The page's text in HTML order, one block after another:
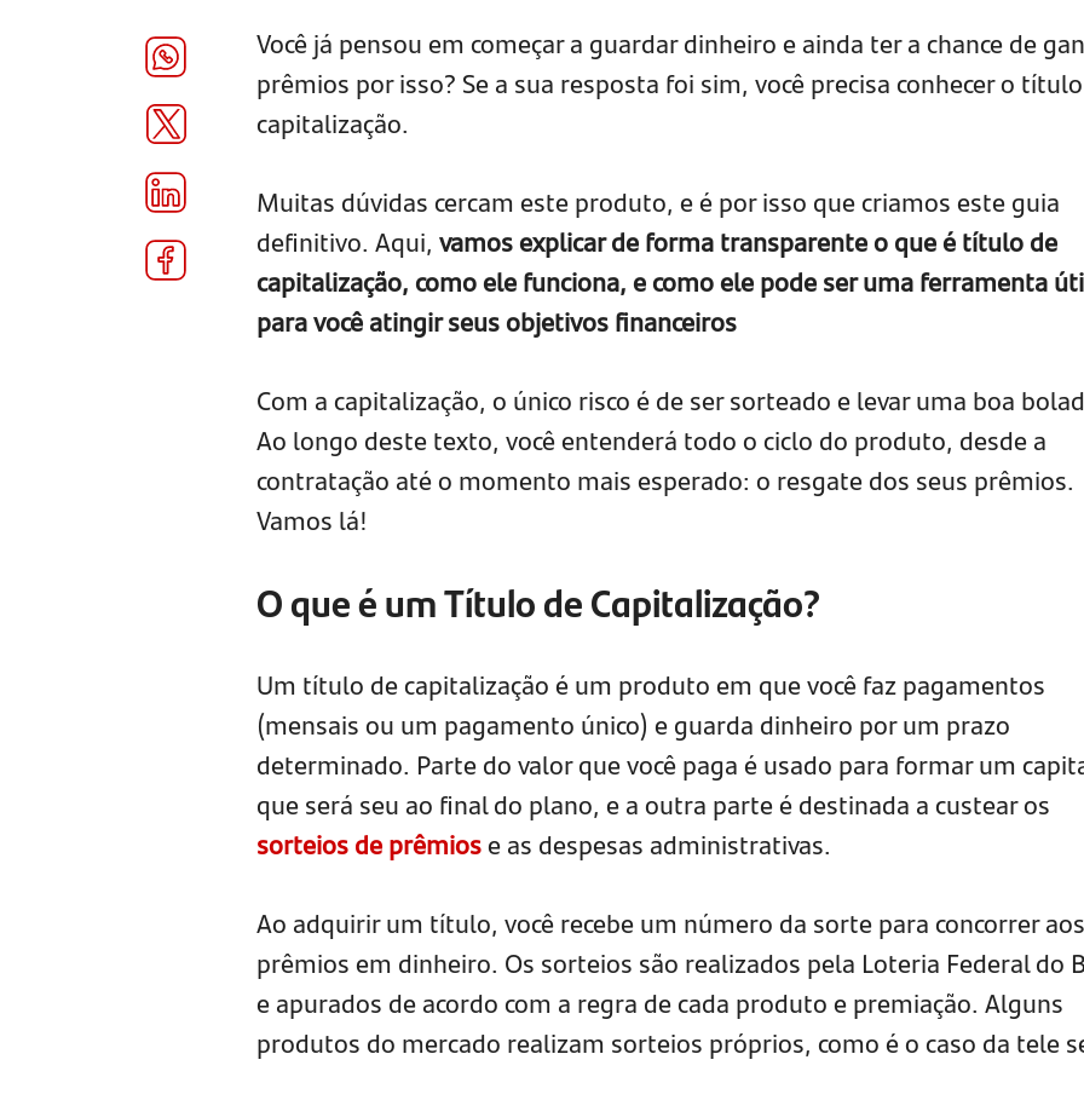
Você já pensou em começar a guardar dinheiro e ainda ter a chance de
prêmios por isso? Se a sua resposta foi sim, você precisa conhecer o
capitalização.
Muitas dúvidas cercam este produto, e é por isso que criamos este guia
definitivo. Aqui, vamos explicar de forma transparente o que é título de
capitalização, como ele funciona, e como ele pode ser uma ferramenta
para você atingir seus objetivos financeiros
Com a capitalização, o único risco é de ser sorteado e levar uma boa
Ao longo deste texto, você entenderá todo o ciclo do produto, desde a
contratação até o momento mais esperado: o resgate dos seus prêmios.
Vamos lá!
O que é um Título de Capitalização?
Um título de capitalização é um produto em que você faz pagamentos
(mensais ou um pagamento único) e guarda dinheiro por um prazo
determinado. Parte do valor que você paga é usado para formar um
que será seu ao final do plano, e a outra parte é destinada a custear os
sorteios de prêmiose as despesas administrativas.
Ao adquirir um título, você recebe um número da sorte para concorrer aos
prêmios em dinheiro. Os sorteios são realizados pela Loteria Federal do
e apurados de acordo com a regra de cada produto e premiação. Alguns
produtos do mercado realizam sorteios próprios, como é o caso da tele